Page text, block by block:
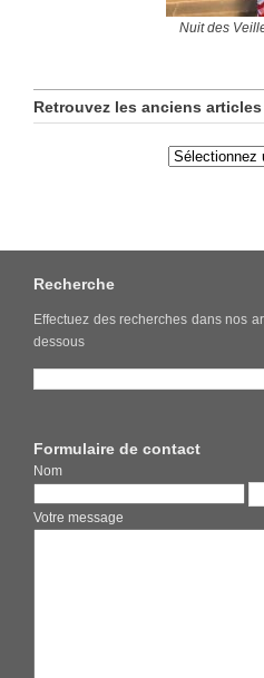
Nuit des
Retrouvez les anciens articles
Recherche
Effectuez des recherches dans nos
dessous
Formulaire de contact
Nom
Votre message